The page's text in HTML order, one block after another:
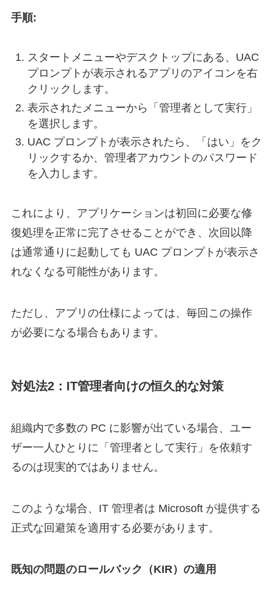
手順:
スタートメニューやデスクトップにある、UAC
プロンプトが表示されるアプリのアイコンを右
クリックします。
表示されたメニューから「管理者として実行」
を選択します。
UAC プロンプトが表示されたら、「はい」をク
リックするか、管理者アカウントのパスワード
を入力します。
これにより、アプリケーションは初回に必要な修
復処理を正常に完了させることができ、次回以降
は通常通りに起動しても UAC プロンプトが表示さ
れなくなる可能性があります。
ただし、アプリの仕様によっては、毎回この操作
が必要になる場合もあります。
対処法2：IT管理者向けの恒久的な対策
組織内で多数の PC に影響が出ている場合、ユー
ザー一人ひとりに「管理者として実行」を依頼す
るのは現実的ではありません。
このような場合、IT 管理者は Microsoft が提供する
正式な回避策を適用する必要があります。
既知の問題のロールバック（KIR）の適用